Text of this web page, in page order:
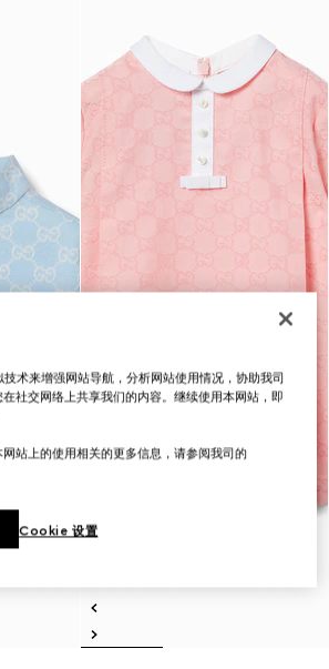
术来增强网站导航，分析网站使用情况，协助我司
社交网络上共享我们的内容。继续使用本网站，即
站上的使用相关的更多信息，请参阅我司的
Cookie 设置